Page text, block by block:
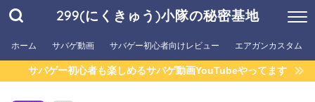
299(にくきゅう)小隊の秘密基地
ホーム サバゲ動画 サバゲー初心者向けレビュー エアガンカスタム
サバゲー初心者も楽しめるサバゲ動画YouTubeやってます